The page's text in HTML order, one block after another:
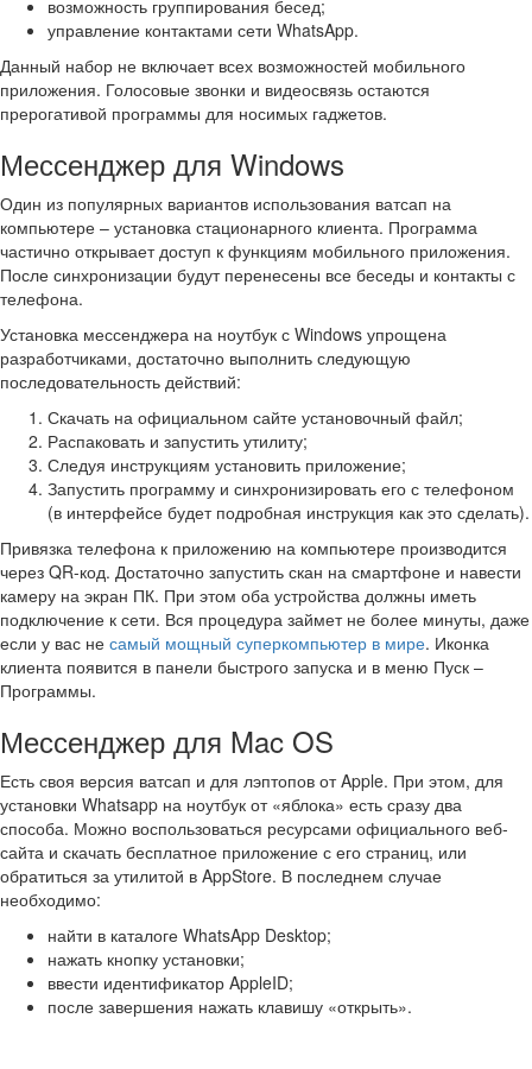
возможность группирования бесед;
управление контактами сети WhatsApp.
Данный набор не включает всех возможностей мобильного
приложения. Голосовые звонки и видеосвязь остаются
прерогативой программы для носимых гаджетов.
Мессенджер для Windows
Один из популярных вариантов использования ватсап на
компьютере – установка стационарного клиента. Программа
частично открывает доступ к функциям мобильного приложения.
После синхронизации будут перенесены все беседы и контакты с
телефона.
Установка мессенджера на ноутбук с Windows упрощена
разработчиками, достаточно выполнить следующую
последовательность действий:
Скачать на официальном сайте установочный файл;
Распаковать и запустить утилиту;
Следуя инструкциям установить приложение;
Запустить программу и синхронизировать его с телефоном
(в интерфейсе будет подробная инструкция как это сделать).
Привязка телефона к приложению на компьютере производится
через QR-код. Достаточно запустить скан на смартфоне и навести
камеру на экран ПК. При этом оба устройства должны иметь
подключение к сети. Вся процедура займет не более минуты, даже
если у вас не самый мощный суперкомпьютер в мире. Иконка
клиента появится в панели быстрого запуска и в меню Пуск –
Программы.
Мессенджер для Mac OS
Есть своя версия ватсап и для лэптопов от Apple. При этом, для
установки Whatsapp на ноутбук от «яблока» есть сразу два
способа. Можно воспользоваться ресурсами официального веб-
сайта и скачать бесплатное приложение с его страниц, или
обратиться за утилитой в AppStore. В последнем случае
необходимо:
найти в каталоге WhatsApp Desktop;
нажать кнопку установки;
ввести идентификатор AppleID;
после завершения нажать клавишу «открыть».